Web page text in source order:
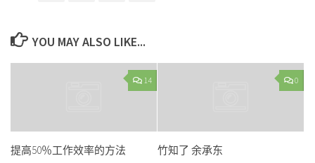
YOU MAY ALSO LIKE...
14
提高50％工作效率的方法
0
竹知了 余承东